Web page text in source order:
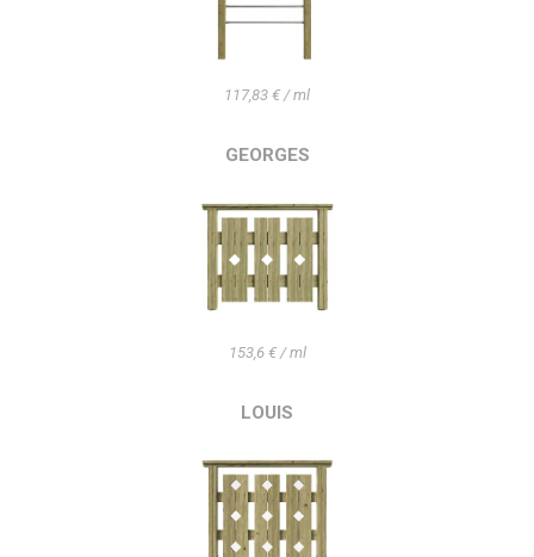
117,83 € / ml
GEORGES
153,6 € / ml
LOUIS